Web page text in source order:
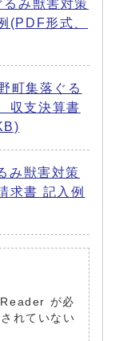
み獣害対策
(PDF形式、
町集落ぐる
収支決算書
み獣害対策
求書 記入例
が必
れていない